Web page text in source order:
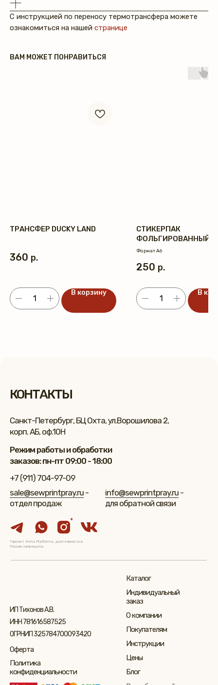
С инструкцией по переносу термотрансфера можете
ознакомиться на нашей странице
ВАМ МОЖЕТ ПОНРАВИТЬСЯ
ТРАНСФЕР DUCKY LAND
360 р.
В корзину
СТИКЕРПАК
ФОЛЬГИРОВАННЫЙ
Формат А6
250 р.
В
Санкт-Петербург, БЦ Охта, ул.Ворошилова 2,
корп. АБ, оф.10Н
+7 (911) 704-97-09
sale@sewprintpray.ru -
отдел продаж
Режим работы и обработки
заказов: пн-пт 09:00 - 18:00
ИП Тихонов А.В.
ИНН 781616587525
КОНТАКТЫ
О компании
Индивидуальный
заказ
Каталог
Покупателям
Инструкции
Оферта
Политика
конфиденциальности
ОГРНИП 325784700093420
*проект Meta Platforms, деятельность в
России запрещена
*
info@sewprintpray.ru -
для обратной связи
Цены
Блог